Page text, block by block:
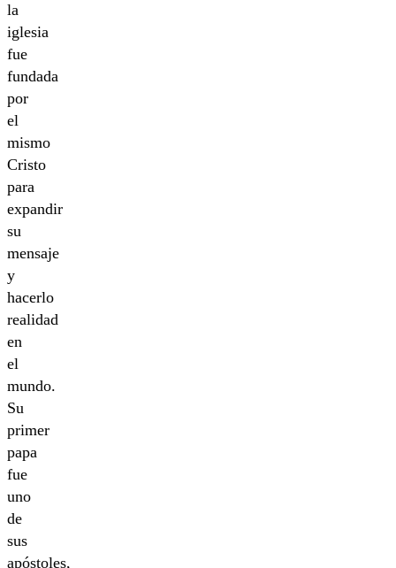
la
iglesia
fue
fundada
por
el
mismo
Cristo
para
expandir
su
mensaje
y
hacerlo
realidad
en
el
mundo.
Su
primer
papa
fue
uno
de
sus
apóstoles,